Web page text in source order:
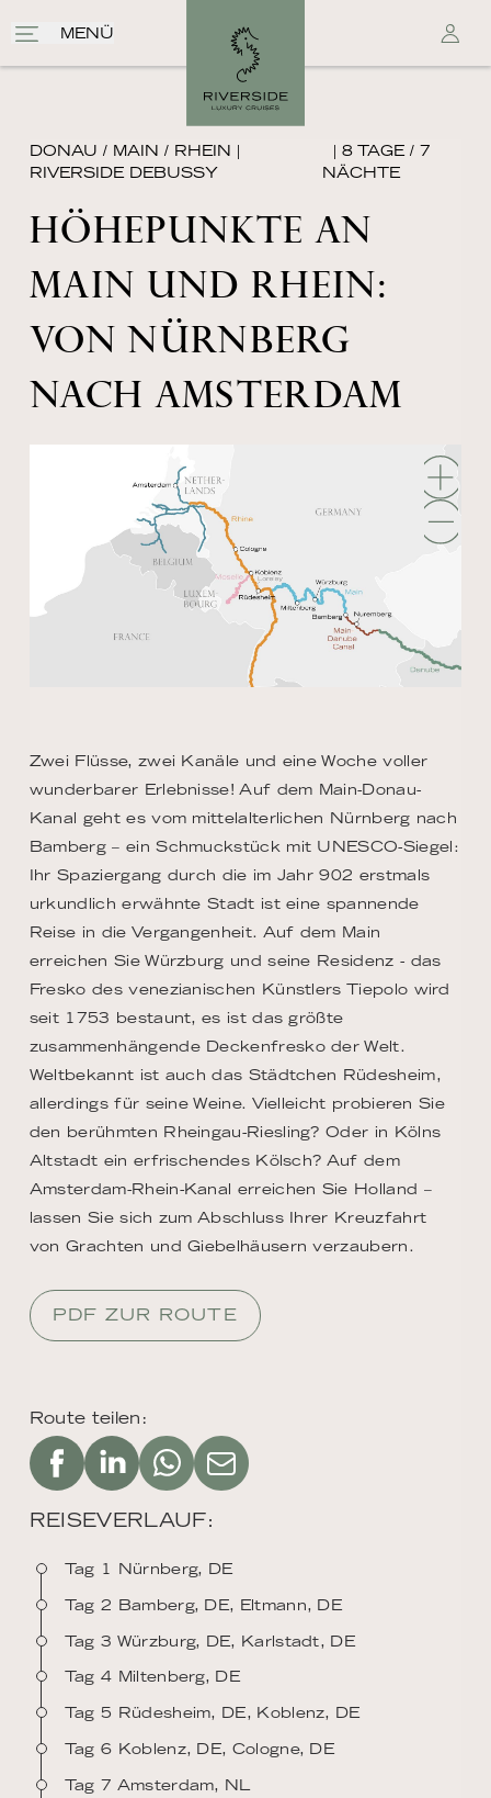
MENÜ
DONAU / MAIN / RHEIN |
RIVERSIDE DEBUSSY
| 8 TAGE / 7
NÄCHTE
HÖHEPUNKTE AN
MAIN UND RHEIN:
VON NÜRNBERG
NACH AMSTERDAM
Route teilen:
REISEVERLAUF:
Tag 1 Nürnberg, DE
Tag 2 Bamberg, DE, Eltmann, DE
Tag 3 Würzburg, DE, Karlstadt, DE
Tag 4 Miltenberg, DE
Tag 5 Rüdesheim, DE, Koblenz, DE
Tag 6 Koblenz, DE, Cologne, DE
Tag 7 Amsterdam, NL
Zwei Flüsse, zwei Kanäle und eine Woche voller
wunderbarer Erlebnisse! Auf dem Main-Donau-
Kanal geht es vom mittelalterlichen Nürnberg nach
Bamberg – ein Schmuckstück mit UNESCO-Siegel:
Ihr Spaziergang durch die im Jahr 902 erstmals
urkundlich erwähnte Stadt ist eine spannende
Reise in die Vergangenheit. Auf dem Main
erreichen Sie Würzburg und seine Residenz - das
Fresko des venezianischen Künstlers Tiepolo wird
seit 1753 bestaunt, es ist das größte
zusammenhängende Deckenfresko der Welt.
Weltbekannt ist auch das Städtchen Rüdesheim,
allerdings für seine Weine. Vielleicht probieren Sie
den berühmten Rheingau-Riesling? Oder in Kölns
Altstadt ein erfrischendes Kölsch? Auf dem
Amsterdam-Rhein-Kanal erreichen Sie Holland –
lassen Sie sich zum Abschluss Ihrer Kreuzfahrt
von Grachten und Giebelhäusern verzaubern.
PDF ZUR ROUTE